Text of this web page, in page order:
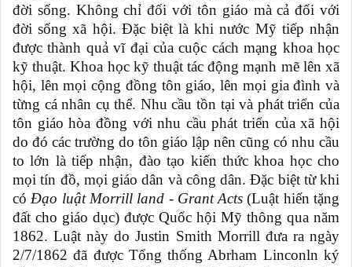
đời sống. Không chỉ đối với tôn giáo mà cả đối với
đời sống xã hội. Đặc biệt là khi nước Mỹ tiếp nhận
được thành quả vĩ đại của cuộc cách mạng khoa học
kỹ thuật. Khoa học kỹ thuật tác động mạnh mẽ lên xã
hội, lên mọi cộng đồng tôn giáo, lên mọi gia đình và
từng cá nhân cụ thể. Nhu cầu tồn tại và phát triển của
tôn giáo hòa đồng với nhu cầu phát triển của xã hội
do đó các trường do tôn giáo lập nên cũng có nhu cầu
to lớn là tiếp nhận, đào tạo kiến thức khoa học cho
mọi tín đồ, mọi giáo dân và công dân. Đặc biệt từ khi
cóĐạo luật Morrill land - Grant Acts (Luật hiến tặng
đất cho giáo dục) được Quốc hội Mỹ thông qua năm
1862. Luật này do Justin Smith Morrill đưa ra ngày
2/7/1862 đã được Tổng thống Abrham Linconln ký